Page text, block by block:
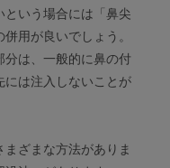
いう場合には「鼻尖
用が良いでしょう。
分は、一般的に鼻の付
には注入しないことが
ざまな方法がありま